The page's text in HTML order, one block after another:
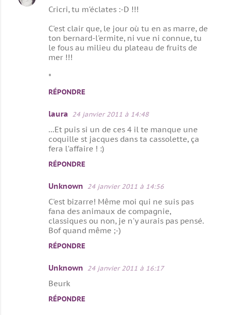
Cricri, tu m'éclates :-D !!!
C'est clair que, le jour où tu en as marre, de
ton bernard-l'ermite, ni vue ni connue, tu
le fous au milieu du plateau de fruits de
mer !!!
*
RÉPONDRE
laura 24 janvier 2011 à 14:48
...Et puis si un de ces 4 il te manque une
coquille st jacques dans ta cassolette, ça
fera l'affaire ! :)
RÉPONDRE
Unknown 24 janvier 2011 à 14:56
C'est bizarre! Même moi qui ne suis pas
fana des animaux de compagnie,
classiques ou non, je n'y aurais pas pensé.
Bof quand même ;-)
RÉPONDRE
Unknown 24 janvier 2011 à 16:17
Beurk
RÉPONDRE